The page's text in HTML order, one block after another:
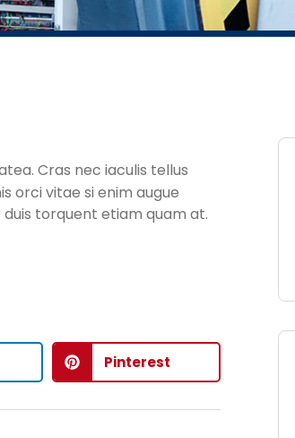
Cras nec iaculis tellus
orci vitae si enim augue
torquent etiam quam at.
Pinterest